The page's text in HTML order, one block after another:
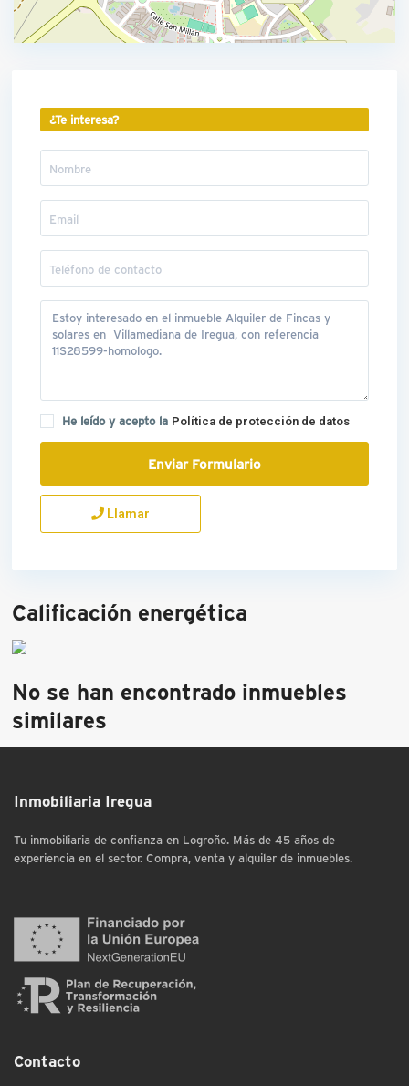
¿Te interesa?
He leído y acepto la Política de protección de datos
Llamar
Calificación energética
No se han encontrado inmuebles
similares
Inmobiliaria Iregua
Tu inmobiliaria de confianza en Logroño. Más de 45 años de
experiencia en el sector. Compra, venta y alquiler de inmuebles.
Contacto